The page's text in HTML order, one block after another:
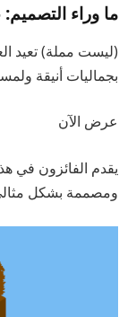
ما وراء
(ليست مملة) تعيد
بجماليات أنيقة
عرض الآن
يقدم الفائزون في
ومصممة بشكل